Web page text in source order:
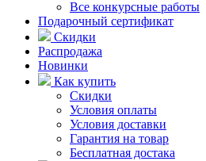
Все конкурсные работы
Подарочный сертификат
Скидки
Распродажа
Новинки
Как купить
Скидки
Условия оплаты
Условия доставки
Гарантия на товар
Бесплатная достака